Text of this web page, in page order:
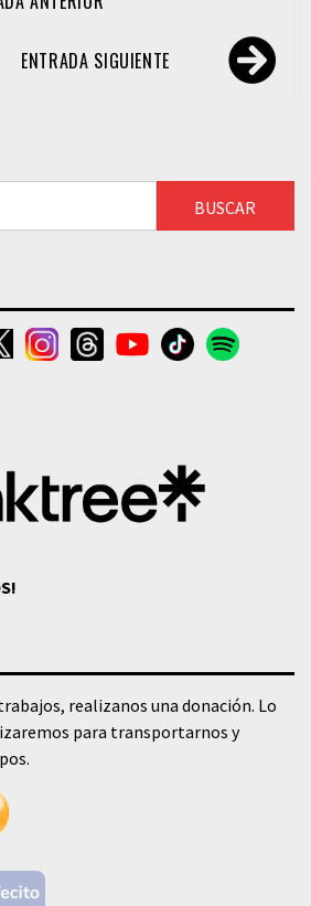
ENTRADA SIGUIENTE
realizanos una donación. Lo
para transportarnos y